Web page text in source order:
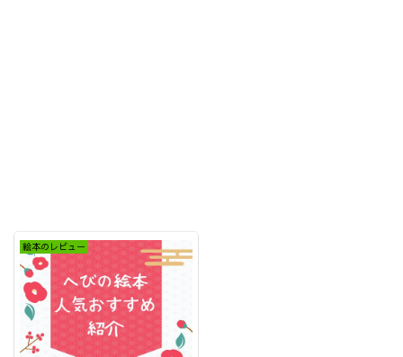
絵本のレビュー